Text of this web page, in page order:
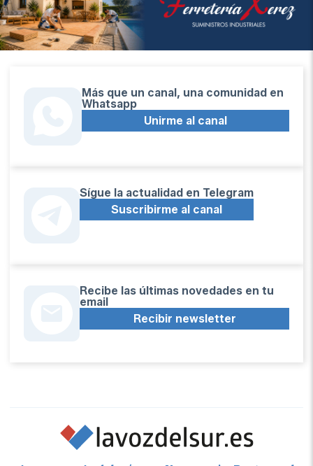
Más que un canal, una comunidad en
Whatsapp
Unirme al canal
Sígue la actualidad en Telegram
Suscribirme al canal
Recibe las últimas novedades en tu
email
Recibir newsletter